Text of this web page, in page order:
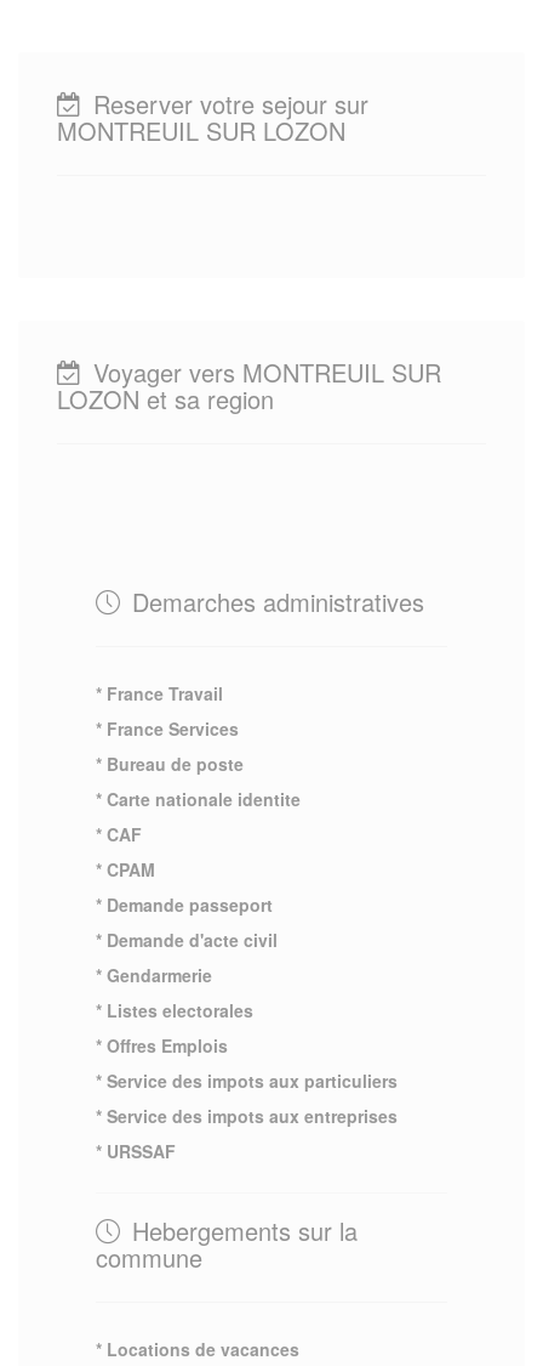
Reserver votre sejour sur
MONTREUIL SUR LOZON
Voyager vers MONTREUIL SUR
LOZON et sa region
Demarches administratives
* France Travail
* France Services
* Bureau de poste
* Carte nationale identite
* CAF
* CPAM
* Demande passeport
* Demande d'acte civil
* Gendarmerie
* Listes electorales
* Offres Emplois
* Service des impots aux particuliers
* Service des impots aux entreprises
* URSSAF
Hebergements sur la
commune
* Locations de vacances